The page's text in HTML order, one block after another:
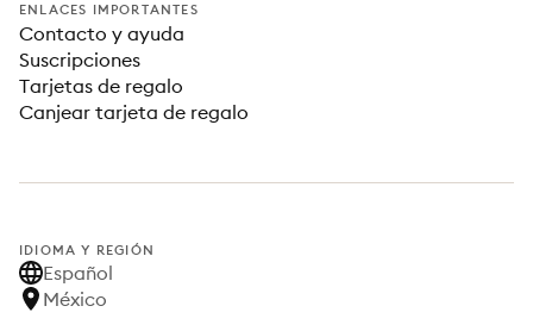
ENLACES IMPORTANTES
Contacto y ayuda
Suscripciones
Tarjetas de regalo
Canjear tarjeta de regalo
IDIOMA Y REGIÓN
Español
México